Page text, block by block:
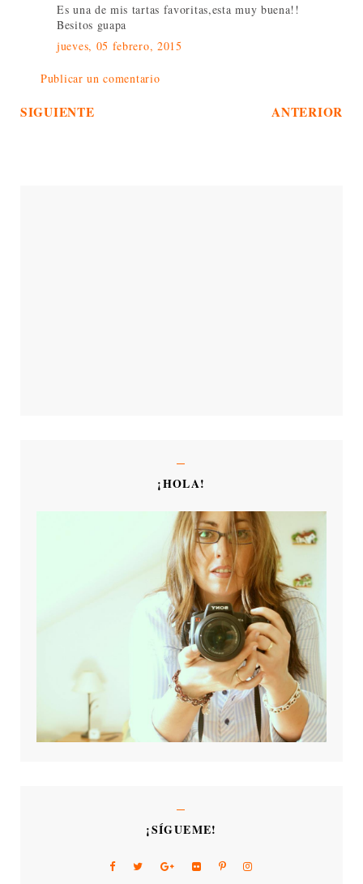
Es una de mis tartas favoritas,esta muy buena!!
Besitos guapa
jueves, 05 febrero, 2015
Publicar un comentario
SIGUIENTE ANTERIOR
¡HOLA!
¡SÍGUEME!